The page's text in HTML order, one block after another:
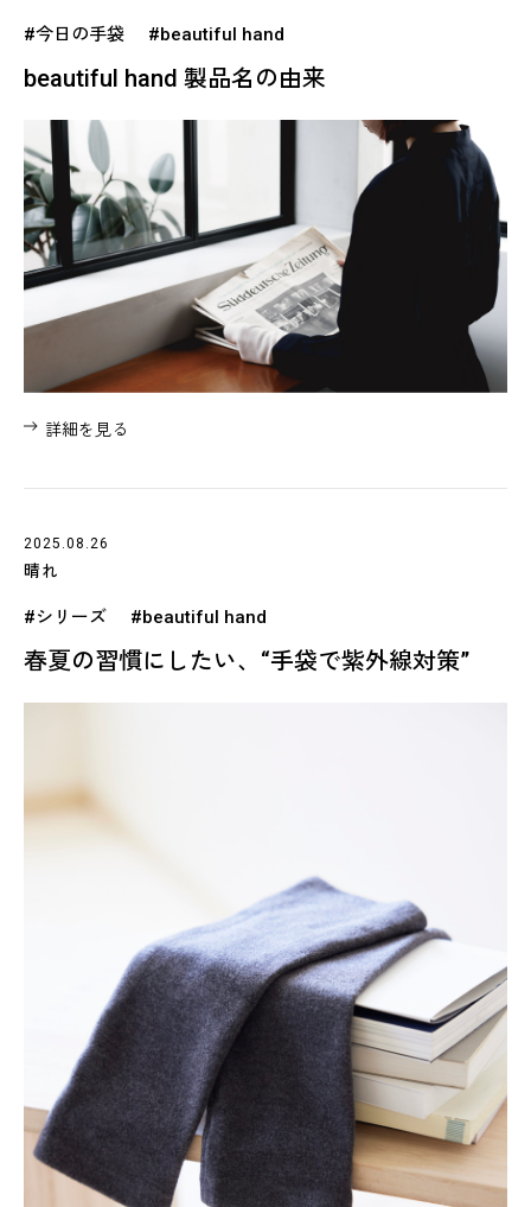
#今日の手袋 #beautiful hand
beautiful hand 製品名の由来
詳細を見る
2025.08.26
晴れ
#シリーズ #beautiful hand
春夏の習慣にしたい、“手袋で紫外線対策”